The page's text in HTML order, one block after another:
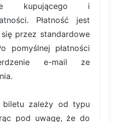
kupującego i
Płatność jest
przez standardowe
pomyślnej płatności
e-mail ze
biletu zależy od typu
pod uwagę, że do